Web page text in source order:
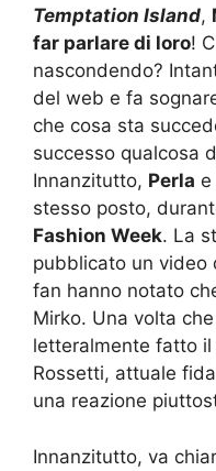
Temptation Island,
far parlare di loro!
nascondendo?
del web e fa
che cosa sta
successo qualcosa
Innanzitutto, Perla e
stesso posto,
Fashion Week. La
pubblicato un video
fan hanno notato
Mirko. Una volta
letteralmente fatto
Rossetti, attuale
una reazione
Innanzitutto, va